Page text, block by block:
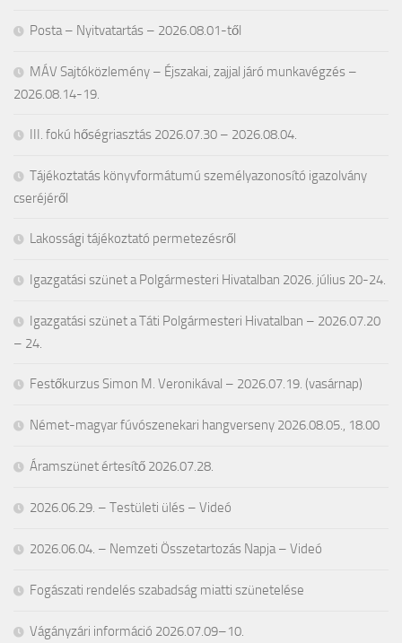
Posta – Nyitvatartás – 2026.08.01-től
MÁV Sajtóközlemény – Éjszakai, zajjal járó munkavégzés –
2026.08.14-19.
III. fokú hőségriasztás 2026.07.30 – 2026.08.04.
Tájékoztatás könyvformátumú személyazonosító igazolvány
cseréjéről
Lakossági tájékoztató permetezésről
Igazgatási szünet a Polgármesteri Hivatalban 2026. július 20-24.
Igazgatási szünet a Táti Polgármesteri Hivatalban – 2026.07.20
– 24.
Festőkurzus Simon M. Veronikával – 2026.07.19. (vasárnap)
Német-magyar fúvószenekari hangverseny 2026.08.05., 18.00
Áramszünet értesítő 2026.07.28.
2026.06.29. – Testületi ülés – Videó
2026.06.04. – Nemzeti Összetartozás Napja – Videó
Fogászati rendelés szabadság miatti szünetelése
Vágányzári információ 2026.07.09–10.